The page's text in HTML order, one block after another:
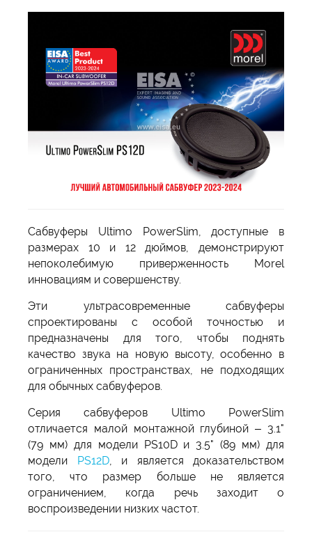
Сабвуферы Ultimo PowerSlim, доступные в
размерах 10 и 12 дюймов, демонстрируют
непоколебимую приверженность Morel
инновациям и совершенству.
Эти ультрасовременные сабвуферы
спроектированы с особой точностью и
предназначены для того, чтобы поднять
качество звука на новую высоту, особенно в
ограниченных пространствах, не подходящих
для обычных сабвуферов.
Серия сабвуферов Ultimo PowerSlim
отличается малой монтажной глубиной – 3.1"
(79 мм) для модели PS10D и 3.5" (89 мм) для
модели PS12D, и является доказательством
того, что размер больше не является
ограничением, когда речь заходит о
воспроизведении низких частот.